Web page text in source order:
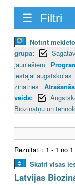
☰ Filtri
Notīrīt
grupa:
jauniešiem
iestājai augstskolās
zinātnes
veids:
Biozinātņu un
Rezultāti : 1 - 1 no 1
Skatīt visas
Latvijas